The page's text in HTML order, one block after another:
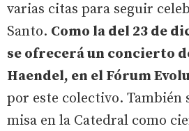
varias citas para seguir
Santo. Como la del 23 de
se ofrecerá un concierto
Haendel, en el Fórum
por este colectivo. También
misa en la Catedral como